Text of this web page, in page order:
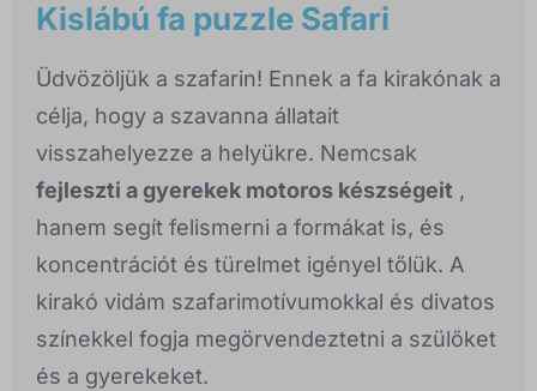
Kislábú fa puzzle Safari
Üdvözöljük a szafarin! Ennek a fa kirakónak a
célja, hogy a szavanna állatait
visszahelyezze a helyükre. Nemcsak
fejleszti a gyerekek motoros készségeit ,
hanem segít felismerni a formákat is, és
koncentrációt és türelmet igényel tőlük. A
kirakó vidám szafarimotívumokkal és divatos
színekkel fogja megörvendeztetni a szülőket
és a gyerekeket.